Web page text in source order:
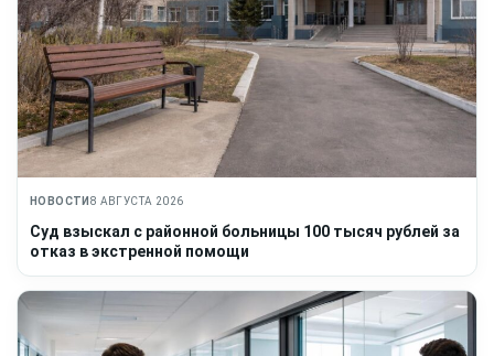
НОВОСТИ 8 АВГУСТА 2026
Суд взыскал с районной больницы 100 тысяч рублей за
отказ в экстренной помощи